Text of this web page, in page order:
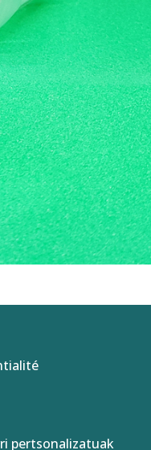
pertsonalizatuak